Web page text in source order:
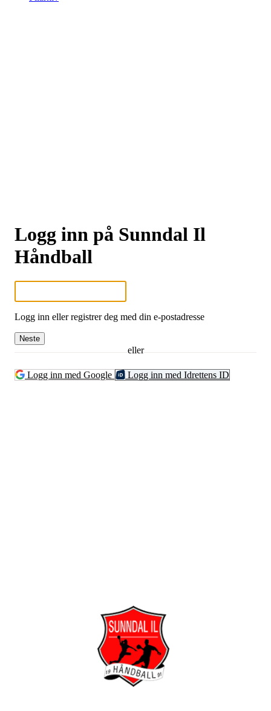
Logg inn på Sunndal Il
Håndball
Logg inn eller registrer deg med din e-postadresse
Neste
eller
Logg inn med Google Logg inn med Idrettens ID